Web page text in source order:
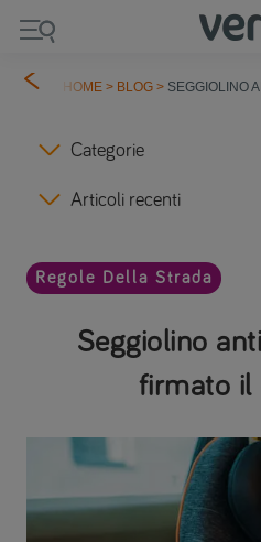
HOME > BLOG > SEGGIOLINO
Categorie
Articoli recenti
Seggiolino
firmato il
Regole Della Strada